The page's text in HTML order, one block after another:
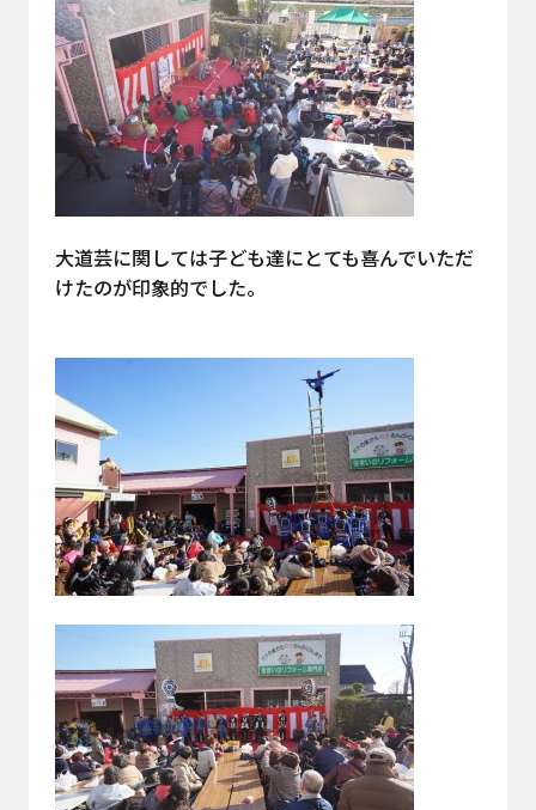
大道芸に関しては子ども達にとても喜んでいただ
けたのが印象的でした。